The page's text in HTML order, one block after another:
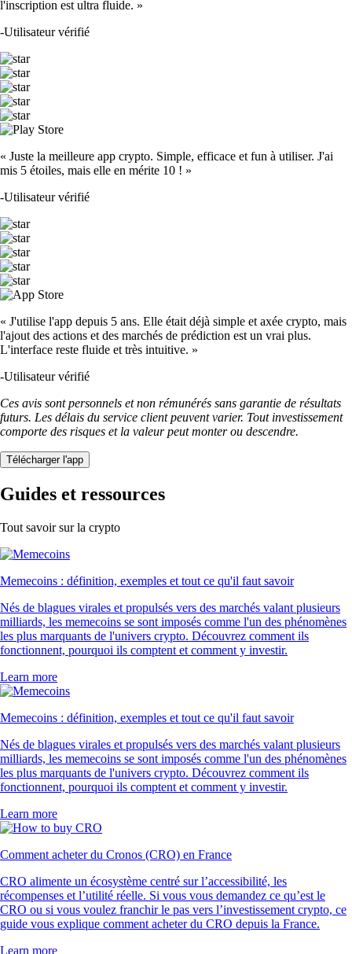
l'inscription est ultra fluide. »
-Utilisateur vérifié
« Juste la meilleure app crypto. Simple, efficace et fun à utiliser. J'ai
mis 5 étoiles, mais elle en mérite 10 ! »
-Utilisateur vérifié
« J'utilise l'app depuis 5 ans. Elle était déjà simple et axée crypto, mais
l'ajout des actions et des marchés de prédiction est un vrai plus.
L'interface reste fluide et très intuitive. »
-Utilisateur vérifié
Ces avis sont personnels et non rémunérés sans garantie de résultats
futurs. Les délais du service client peuvent varier. Tout investissement
comporte des risques et la valeur peut monter ou descendre.
Télécharger l'app
Guides et ressources
Tout savoir sur la crypto
Memecoins : définition, exemples et tout ce qu'il faut savoir
Nés de blagues virales et propulsés vers des marchés valant plusieurs
milliards, les memecoins se sont imposés comme l'un des phénomènes
les plus marquants de l'univers crypto. Découvrez comment ils
fonctionnent, pourquoi ils comptent et comment y investir.
Learn more
Memecoins : définition, exemples et tout ce qu'il faut savoir
Nés de blagues virales et propulsés vers des marchés valant plusieurs
milliards, les memecoins se sont imposés comme l'un des phénomènes
les plus marquants de l'univers crypto. Découvrez comment ils
fonctionnent, pourquoi ils comptent et comment y investir.
Learn more
Comment acheter du Cronos (CRO) en France
CRO alimente un écosystème centré sur l’accessibilité, les
récompenses et l’utilité réelle. Si vous vous demandez ce qu’est le
CRO ou si vous voulez franchir le pas vers l’investissement crypto, ce
guide vous explique comment acheter du CRO depuis la France.
Learn more